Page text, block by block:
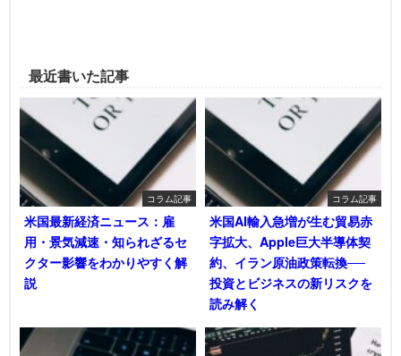
最近書いた記事
コラム記事
米国最新経済ニュース：雇
用・景気減速・知られざるセ
クター影響をわかりやすく解
説
コラム記事
米国AI輸入急増が生む貿易赤
字拡大、Apple巨大半導体契
約、イラン原油政策転換──
投資とビジネスの新リスクを
読み解く